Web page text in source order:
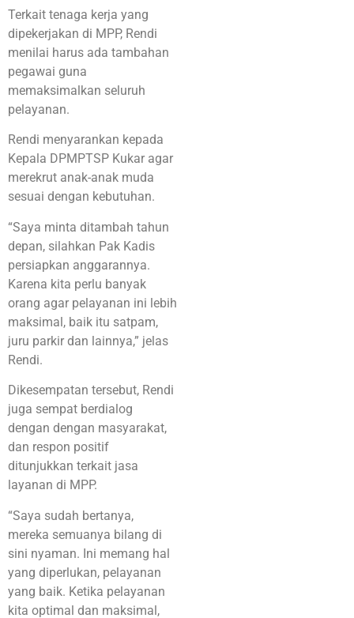
Terkait tenaga kerja yang
dipekerjakan di MPP, Rendi
menilai harus ada tambahan
pegawai guna
memaksimalkan seluruh
pelayanan.
Rendi menyarankan kepada
Kepala DPMPTSP Kukar agar
merekrut anak-anak muda
sesuai dengan kebutuhan.
“Saya minta ditambah tahun
depan, silahkan Pak Kadis
persiapkan anggarannya.
Karena kita perlu banyak
orang agar pelayanan ini lebih
maksimal, baik itu satpam,
juru parkir dan lainnya,” jelas
Rendi.
Dikesempatan tersebut, Rendi
juga sempat berdialog
dengan dengan masyarakat,
dan respon positif
ditunjukkan terkait jasa
layanan di MPP.
“Saya sudah bertanya,
mereka semuanya bilang di
sini nyaman. Ini memang hal
yang diperlukan, pelayanan
yang baik. Ketika pelayanan
kita optimal dan maksimal,